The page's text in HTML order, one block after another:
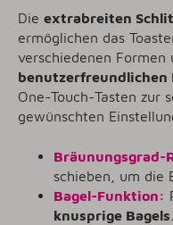
Die extrabreiten
ermöglichen das
verschiedenen Formen
benutzerfreundlichen
One-Touch-Tasten zur
gewünschten
Bräunungsgrad-
schieben, um die
Bagel-Funktion:
knusprige Bagels